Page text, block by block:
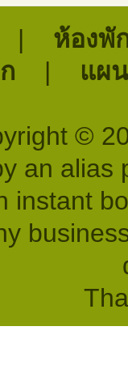
| ห้องพั
| แผ
©
an alias
instant